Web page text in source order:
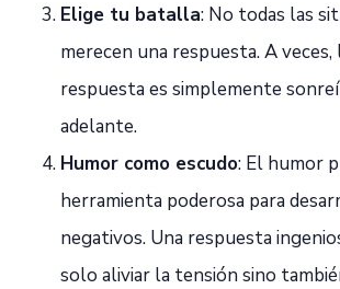
Elige tu batalla: No todas las
merecen una respuesta. A veces,
respuesta es simplemente
adelante.
Humor como escudo: El humor
herramienta poderosa para
negativos. Una respuesta
solo aliviar la tensión sino